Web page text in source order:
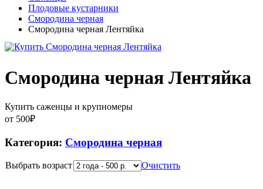
Плодовые кустарники
Смородина черная
Смородина черная Лентяйка
Смородина черная Лентяйка
Купить саженцы и крупномеры
от 500₽
Категория: Смородина черная
Выбрать возраст Очистить